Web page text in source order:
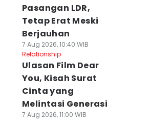
Pasangan LDR,
Tetap Erat Meski
Berjauhan
7 Aug 2026, 10:40 WIB
Relationship
Ulasan Film Dear
You, Kisah Surat
Cinta yang
Melintasi Generasi
7 Aug 2026, 11:00 WIB